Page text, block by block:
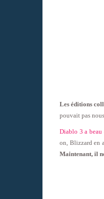
Les éditions
pouvait pas
Diablo 3 a beau
on, Blizzard en
Maintenant, il